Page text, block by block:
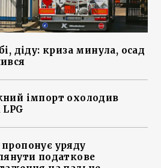
діду: криза минула, осад
імпорт охолодив
уряду
податкове